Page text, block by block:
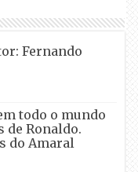
Fernando
todo o mundo
de Ronaldo.
do Amaral